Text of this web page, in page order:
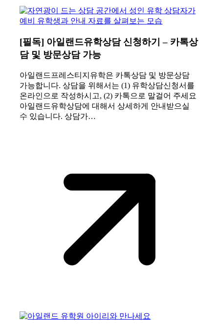
[필독] 아일랜드유학상담 신청하기 – 카톡상
담 및 방문상담 가능
아일랜드프레스티지유학은 카톡상담 및 방문상담
가능합니다. 상담을 위해서는 (1) 유학상담신청서를
온라인으로 작성하시고, (2) 카톡으로 말걸어 주세요
아일랜드유학상담에 대해서 상세하게 안내받으실
수 있습니다. 상담가…